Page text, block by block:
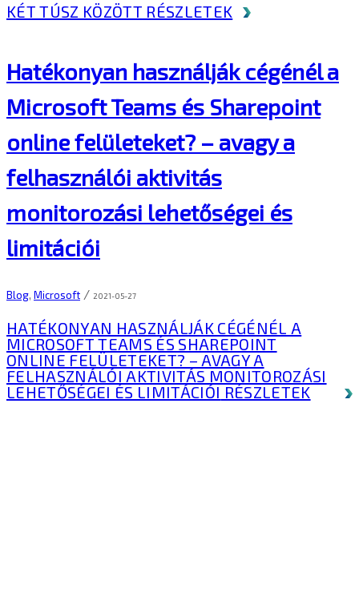
KÉT TÚSZ KÖZÖTT RÉSZLETEK
Hatékonyan használják cégénél a
Microsoft Teams és Sharepoint
online felületeket? – avagy a
felhasználói aktivitás
monitorozási lehetőségei és
limitációi
Blog, Microsoft / 2021-05-27
HATÉKONYAN HASZNÁLJÁK CÉGÉNÉL A
MICROSOFT TEAMS ÉS SHAREPOINT
ONLINE FELÜLETEKET? – AVAGY A
FELHASZNÁLÓI AKTIVITÁS MONITOROZÁSI
LEHETŐSÉGEI ÉS LIMITÁCIÓI RÉSZLETEK